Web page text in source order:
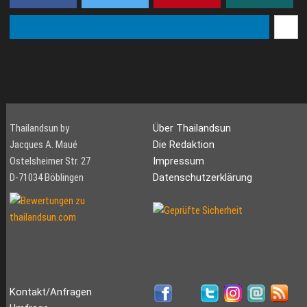
traumhafte Strand auf der
Thailandsun by
Jacques A. Maué
Ostelsheimer Str. 27
D-71034 Böblingen
Über Thailandsun
Die Redaktion
Impressum
Datenschutzerklärung
Kontakt/Anfragen